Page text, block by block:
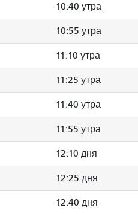
10:40 утра
10:55 утра
11:10 утра
11:25 утра
11:40 утра
11:55 утра
12:10 дня
12:25 дня
12:40 дня